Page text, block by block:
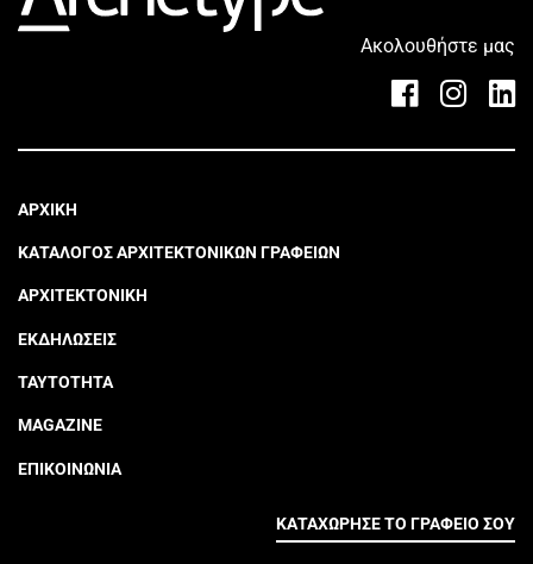
Ακολουθήστε μας
ΑΡΧΙΚΗ
ΚΑΤΑΛΟΓΟΣ ΑΡΧΙΤΕΚΤΟΝΙΚΩΝ ΓΡΑΦΕΙΩΝ
ΑΡΧΙΤΕΚΤΟΝΙΚΗ
ΕΚΔΗΛΩΣΕΙΣ
ΤΑΥΤΟΤΗΤΑ
MAGAZINE
ΕΠΙΚΟΙΝΩΝΙΑ
ΚΑΤΑΧΩΡΗΣΕ ΤΟ ΓΡΑΦΕΙΟ ΣΟΥ